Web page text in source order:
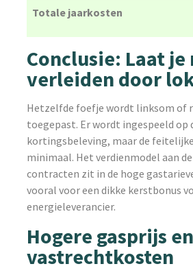
Totale jaarkosten
Conclusie: Laat
verleiden door
Hetzelfde foefje wordt linksom of
toegepast. Er wordt ingespeeld op
kortingsbeleving, maar de
minimaal. Het verdienmodel aan
contracten zit in de hoge
vooral voor een dikke kerstbonus
energieleverancier.
Hogere gasprijs en
vastrechtkosten